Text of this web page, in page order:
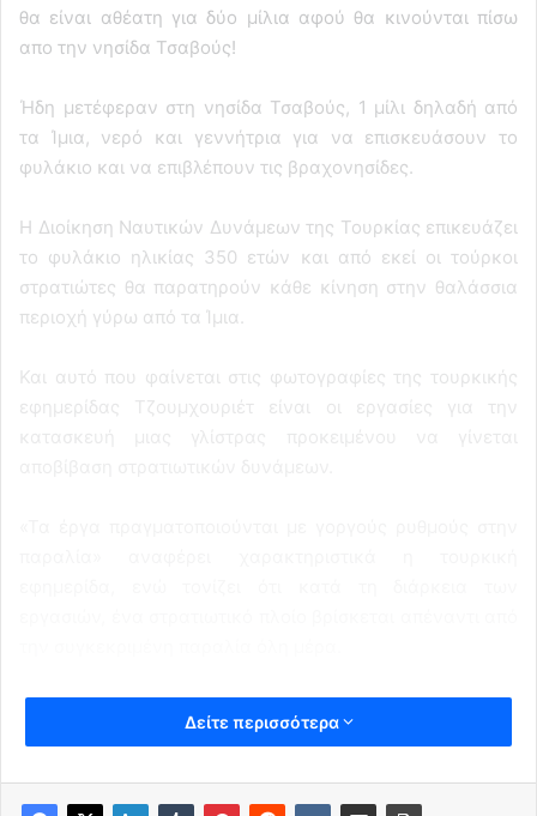
θα είναι αθέατη για δύο μίλια αφού θα κινούνται πίσω
απο την νησίδα Τσαβούς!
Ήδη μετέφεραν στη νησίδα Τσαβούς, 1 μίλι δηλαδή από
τα Ίμια, νερό και γεννήτρια για να επισκευάσουν το
φυλάκιο και να επιβλέπουν τις βραχονησίδες.
Η Διοίκηση Ναυτικών Δυνάμεων της Τουρκίας επικευάζει
το φυλάκιο ηλικίας 350 ετών και από εκεί οι τούρκοι
στρατιώτες θα παρατηρούν κάθε κίνηση στην θαλάσσια
περιοχή γύρω από τα Ίμια.
Και αυτό που φαίνεται στις φωτογραφίες της τουρκικής
εφημερίδας Τζουμχουριέτ είναι οι εργασίες για την
Δείτε περισσότερα